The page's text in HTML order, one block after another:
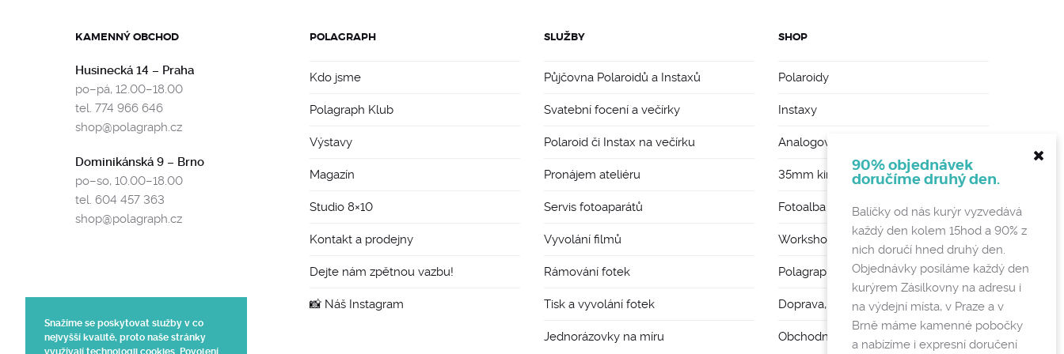
Snažíme se poskytovat služby v co
nejvyšší kvalitě, proto naše stránky
využívají technologii cookies. Povolení
KAMENNÝ OBCHOD
Husinecká 14 – Praha
po–pá, 12.00–18.00
tel. 774 966 646
shop@polagraph.cz
Dominikánská 9 – Brno
po–so, 10.00–18.00
tel. 604 457 363
shop@polagraph.cz
POLAGRAPH
Kdo jsme
Polagraph Klub
Výstavy
Magazín
Studio 8×10
Kontakt a prodejny
Dejte nám zpětnou vazbu!
📸 Náš Instagram
SLUŽBY
Půjčovna Polaroidů a Instaxů
Svatební focení a večírky
Polaroid či Instax na večírku
Pronájem ateliéru
Servis fotoaparátů
Vyvolání filmů
Rámování fotek
Tisk a vyvolání fotek
Jednorázovky na míru
SHOP
Polaroidy
Instaxy
Analogové foťáky
35mm kinofilmy
Fotoalba a rámy
Workshopy
Polagraph Mates
Doprava, poštovné a vratky
Obchodní podmínky a GDPR
90% objednávek
doručíme druhý den.
Balíčky od nás kurýr vyzvedává
každý den kolem 15hod a 90% z
nich doručí hned druhý den.
Objednávky posíláme každý den
kurýrem Zásilkovny na adresu i
na výdejní místa, v Praze a v
Brně máme kamenné pobočky
a nabízíme i expresní doručení